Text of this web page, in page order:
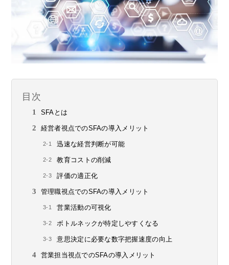
目次
SFAとは
経営者視点でのSFAの導入メリット
迅速な経営判断が可能
教育コストの削減
評価の適正化
管理職視点でのSFAの導入メリット
営業活動の可視化
ボトルネックが特定しやすくなる
意思決定に必要な数字把握速度の向上
営業担当視点でのSFAの導入メリット